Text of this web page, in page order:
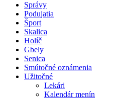
Správy
Podujatia
Šport
Skalica
Holíč
Gbely
Senica
Smútočné oznámenia
Užitočné
Lekári
Kalendár menín